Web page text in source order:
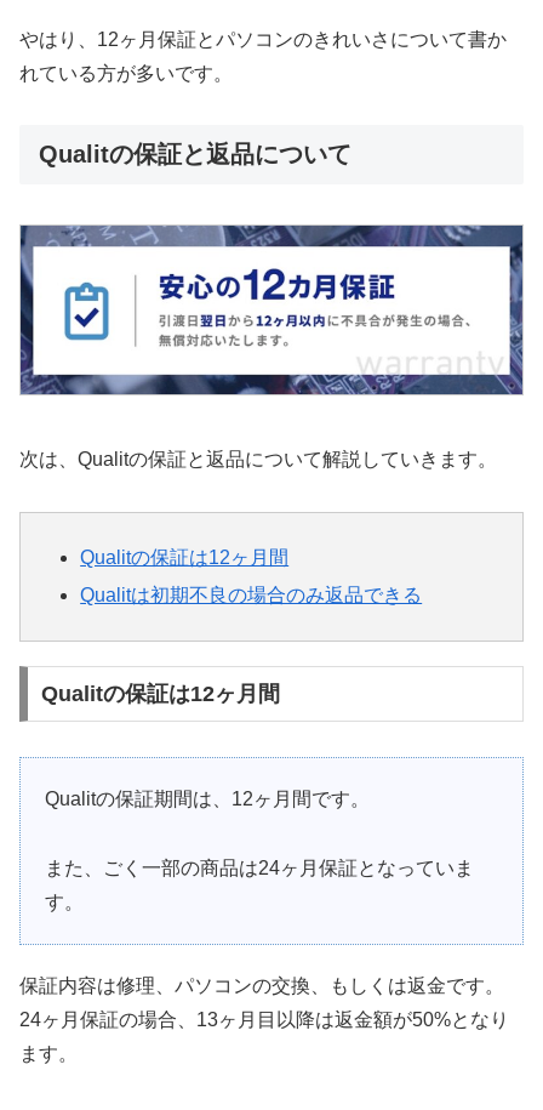
やはり、12ヶ月保証とパソコンのきれいさについて書か
れている方が多いです。
Qualitの保証と返品について
次は、Qualitの保証と返品について解説していきます。
Qualitの保証は12ヶ月間
Qualitは初期不良の場合のみ返品できる
Qualitの保証は12ヶ月間
Qualitの保証期間は、12ヶ月間です。
また、ごく一部の商品は24ヶ月保証となっていま
す。
保証内容は修理、パソコンの交換、もしくは返金です。
24ヶ月保証の場合、13ヶ月目以降は返金額が50%となり
ます。